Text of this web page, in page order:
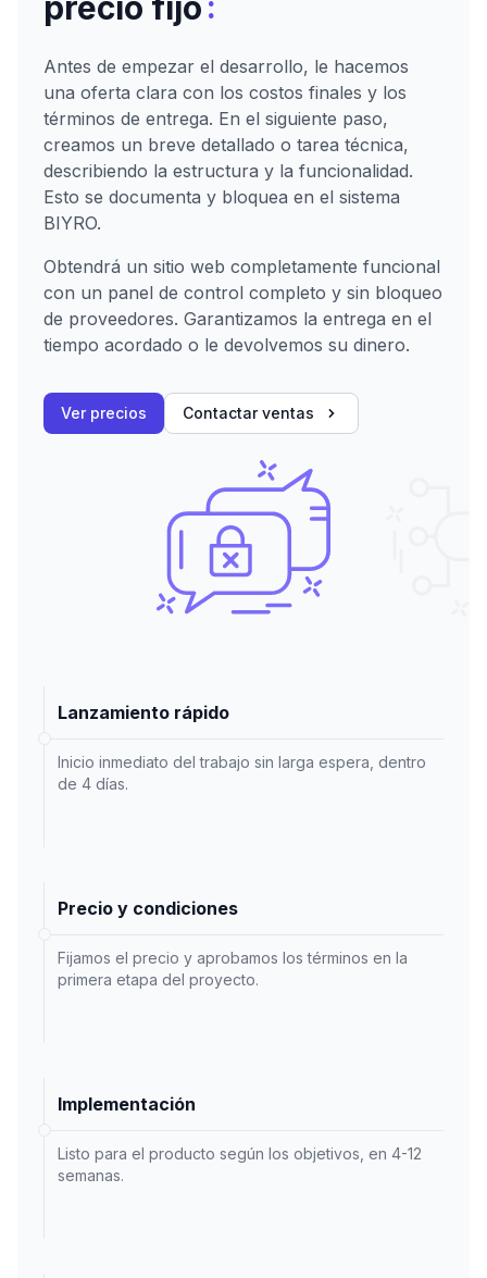
precio fijo
Antes de empezar el desarrollo, le hacemos
una oferta clara con los costos finales y los
términos de entrega. En el siguiente paso,
creamos un breve detallado o tarea técnica,
describiendo la estructura y la funcionalidad.
Esto se documenta y bloquea en el sistema
BIYRO.
Obtendrá un sitio web completamente funcional
con un panel de control completo y sin bloqueo
de proveedores. Garantizamos la entrega en el
tiempo acordado o le devolvemos su dinero.
Ver precios Contactar ventas
Lanzamiento rápido
Inicio inmediato del trabajo sin larga espera, dentro
de 4 días.
Precio y condiciones
Fijamos el precio y aprobamos los términos en la
primera etapa del proyecto.
Implementación
Listo para el producto según los objetivos, en 4-12
semanas.